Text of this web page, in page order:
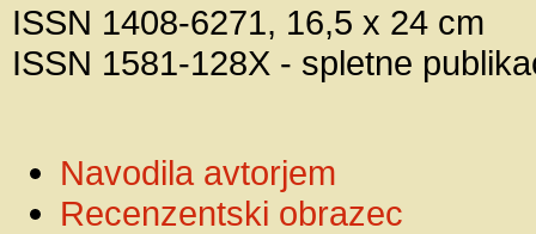
ISSN 1408-6271, 16,5 x 24 cm
ISSN 1581-128X - spletne
Navodila avtorjem
Recenzentski obrazec